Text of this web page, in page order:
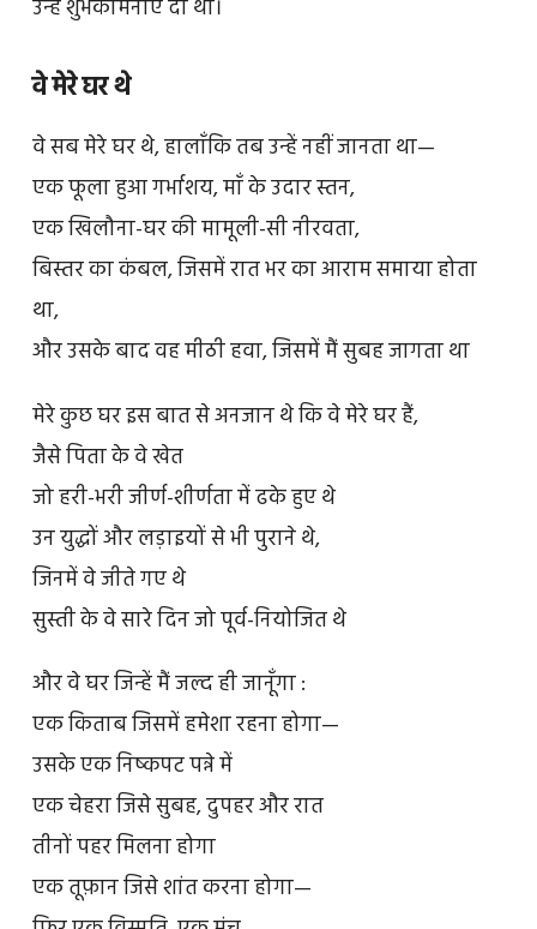
उन्हें शुभकामनाएँ दी थी।
वे मेरे घर थे
वे सब मेरे घर थे, हालाँकि तब उन्हें नहीं जानता था—
एक फूला हुआ गर्भाशय, माँ के उदार स्तन,
एक खिलौना-घर की मामूली-सी नीरवता,
बिस्तर का कंबल, जिसमें रात भर का आराम समाया होता
था,
और उसके बाद वह मीठी हवा, जिसमें मैं सुबह जागता था
मेरे कुछ घर इस बात से अनजान थे कि वे मेरे घर हैं,
जैसे पिता के वे खेत
जो हरी-भरी जीर्ण-शीर्णता में ढके हुए थे
उन युद्धों और लड़ाइयों से भी पुराने थे,
जिनमें वे जीते गए थे
सुस्ती के वे सारे दिन जो पूर्व-नियोजित थे
और वे घर जिन्हें मैं जल्द ही जानूँगा :
एक किताब जिसमें हमेशा रहना होगा—
उसके एक निष्कपट पन्ने में
एक चेहरा जिसे सुबह, दुपहर और रात
तीनों पहर मिलना होगा
एक तूफ़ान जिसे शांत करना होगा—